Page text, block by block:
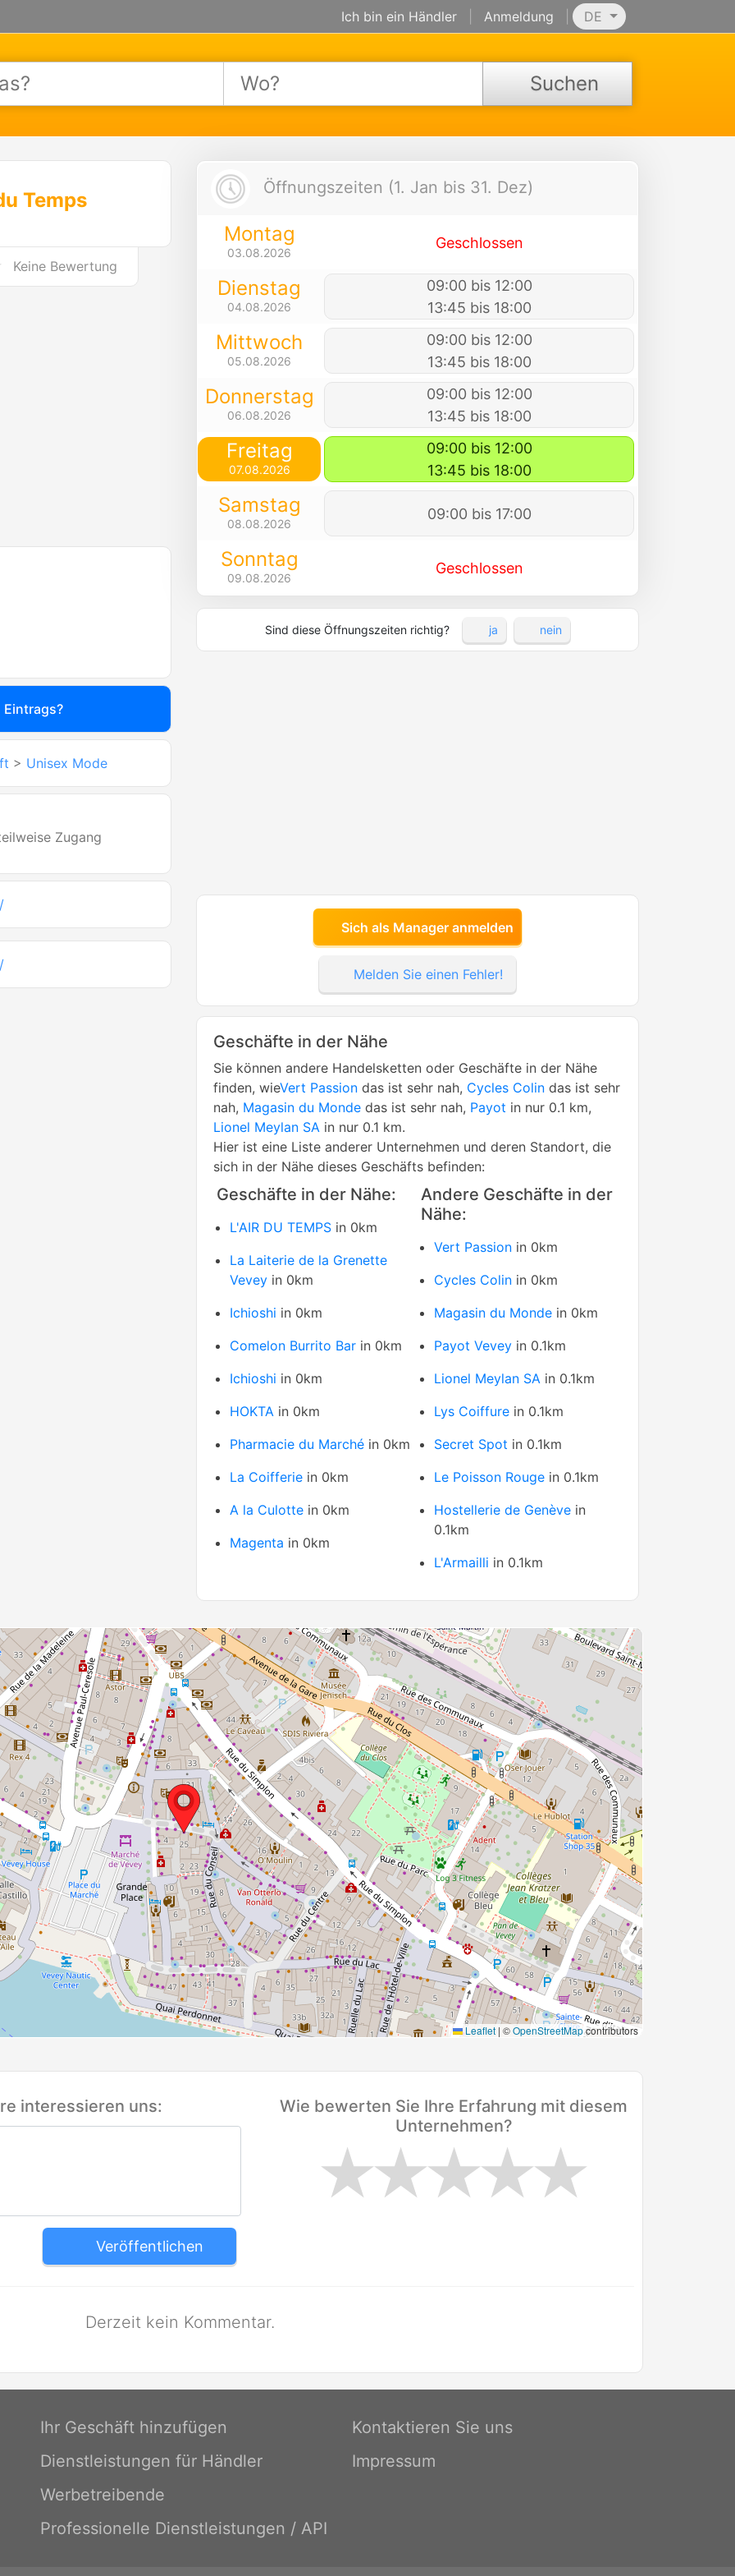
Ich bin ein Händler Anmeldung DE
Suchen
Temps
Keine Bewertung
Eintrags?
> Unisex Mode
Zugang
Öffnungszeiten (1. Jan bis 31. Dez)
Montag
03.08.2026
Geschlossen
Dienstag
04.08.2026
09:00 bis 12:00
13:45 bis 18:00
Mittwoch
05.08.2026
09:00 bis 12:00
13:45 bis 18:00
Donnerstag
06.08.2026
09:00 bis 12:00
13:45 bis 18:00
Freitag
07.08.2026
09:00 bis 12:00
13:45 bis 18:00
Samstag
08.08.2026
09:00 bis 17:00
Sonntag
09.08.2026
Geschlossen
Sind diese Öffnungszeiten richtig? ja nein
Sich als Manager anmelden
Melden Sie einen Fehler!
Geschäfte in der Nähe
Sie können andere Handelsketten oder Geschäfte in der Nähe
finden, wieVert Passion das ist sehr nah, Cycles Colin das ist sehr
nah, Magasin du Monde das ist sehr nah, Payot in nur 0.1 km,
Lionel Meylan SA in nur 0.1 km.
Hier ist eine Liste anderer Unternehmen und deren Standort, die
sich in der Nähe dieses Geschäfts befinden:
Geschäfte in der Nähe:
L'AIR DU TEMPS in 0km
La Laiterie de la Grenette
Vevey in 0km
Ichioshi in 0km
Comelon Burrito Bar in 0km
Ichioshi in 0km
HOKTA in 0km
Pharmacie du Marché in 0km
La Coifferie in 0km
A la Culotte in 0km
Magenta in 0km
Andere Geschäfte in der
Nähe:
Vert Passion in 0km
Cycles Colin in 0km
Magasin du Monde in 0km
Payot Vevey in 0.1km
Lionel Meylan SA in 0.1km
Lys Coiffure in 0.1km
Secret Spot in 0.1km
Le Poisson Rouge in 0.1km
Hostellerie de Genève in
0.1km
L'Armailli in 0.1km
Leaflet | ©OpenStreetMapcontributors
Wie bewerten Sie Ihre Erfahrung mit diesem
Unternehmen?
interessieren uns:
Veröffentlichen
Derzeit kein Kommentar.
Ihr Geschäft hinzufügen
Dienstleistungen für Händler
Werbetreibende
Professionelle Dienstleistungen / API
Kontaktieren Sie uns
Impressum